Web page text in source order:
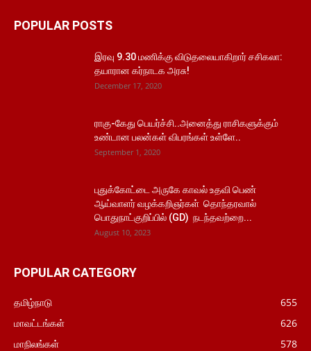
POPULAR POSTS
இரவு 9.30 மணிக்கு விடுதலையாகிறார் சசிகலா:
தயாரான கர்நாடக அரசு!
December 17, 2020
ராகு-கேது பெயர்ச்சி..அனைத்து ராசிகளுக்கும்
உண்டான பலன்கள் விபரங்கள் உள்ளே..
September 1, 2020
புதுக்கோட்டை அருகே காவல் உதவி பெண்
ஆய்வாளர் வழக்கறிஞர்கள் தொந்தரவால்
பொதுநாட்குறிப்பில் (GD) நடந்தவற்றை...
August 10, 2023
POPULAR CATEGORY
தமிழ்நாடு
655
மாவட்டங்கள்
626
மாநிலங்கள்
578